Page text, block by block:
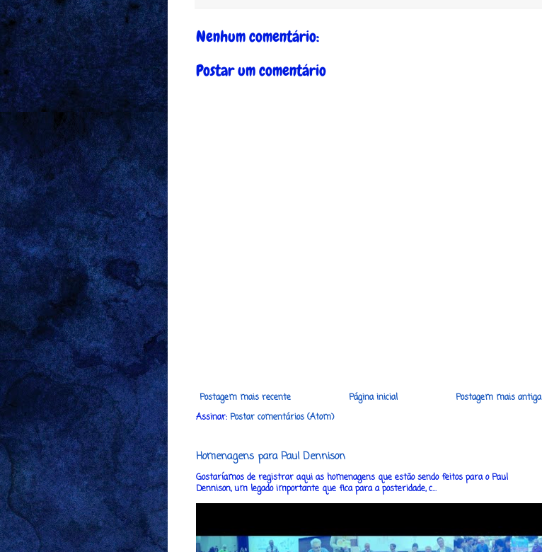
Nenhum comentário:
Postar um comentário
Postagem mais recente Postagem mais antiga
Página inicial
Assinar: Postar comentários (Atom)
Homenagens para Paul Dennison
Gostaríamos de registrar aqui as homenagens que estão sendo feitos para o Paul
Dennison, um legado importante que fica para a posteridade, c...